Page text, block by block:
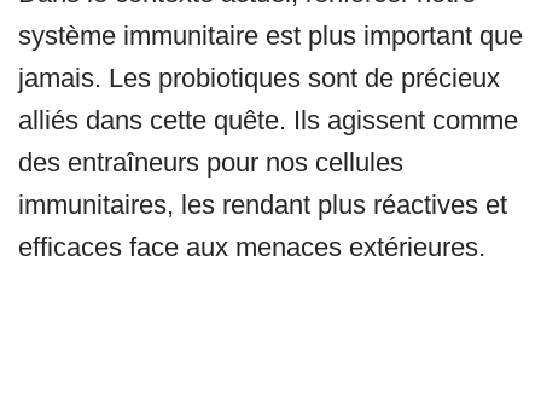
système immunitaire est plus important que
jamais. Les probiotiques sont de précieux
alliés dans cette quête. Ils agissent comme
des entraîneurs pour nos cellules
immunitaires, les rendant plus réactives et
efficaces face aux menaces extérieures.